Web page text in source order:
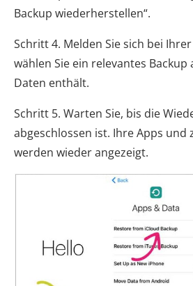
Backup wiederherstellen“.
Schritt 4. Melden Sie sich bei
wählen Sie ein relevantes Backup
Daten enthält.
Schritt 5. Warten Sie, bis die
abgeschlossen ist. Ihre Apps und
werden wieder angezeigt.